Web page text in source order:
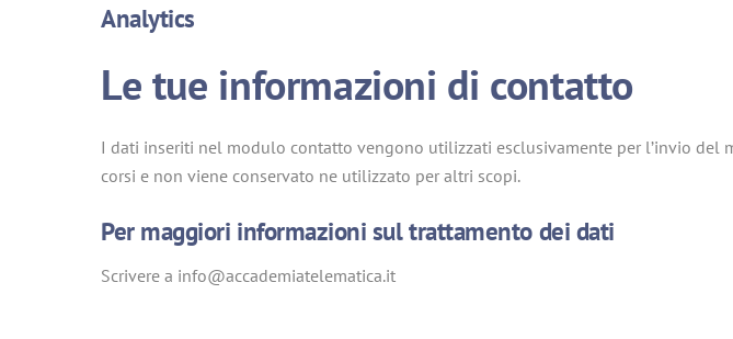
Analytics
Le tue informazioni di contatto
I dati inseriti nel modulo contatto vengono utilizzati esclusivamente per l’invio del
corsi e non viene conservato ne utilizzato per altri scopi.
Per maggiori informazioni sul trattamento dei dati
Scrivere a info@accademiatelematica.it